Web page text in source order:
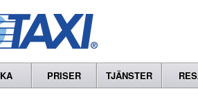
PRISER TJÄNSTER